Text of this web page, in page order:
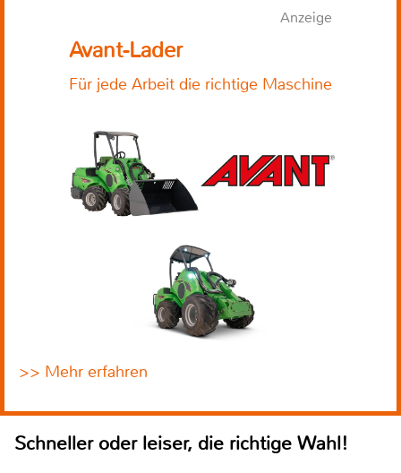
Anzeige
Avant-Lader
Für jede Arbeit die richtige Maschine
>> Mehr erfahren
Schneller oder leiser, die richtige Wahl!